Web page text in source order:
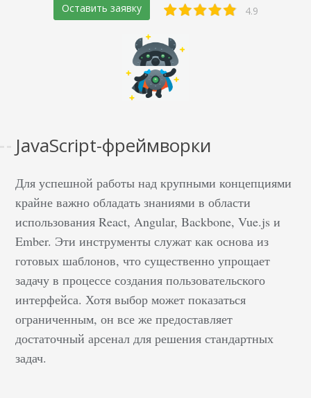
Оставить заявку 4.9
JavaScript-фреймворки
Для успешной работы над крупными концепциями
крайне важно обладать знаниями в области
использования React, Angular, Backbone, Vue.js и
Ember. Эти инструменты служат как основа из
готовых шаблонов, что существенно упрощает
задачу в процессе создания пользовательского
интерфейса. Хотя выбор может показаться
ограниченным, он все же предоставляет
достаточный арсенал для решения стандартных
задач.